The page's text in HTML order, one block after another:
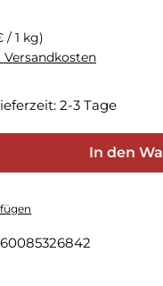
/ 1 kg)
Versandkosten
2-3 Tage
gewünschten Wert
In den